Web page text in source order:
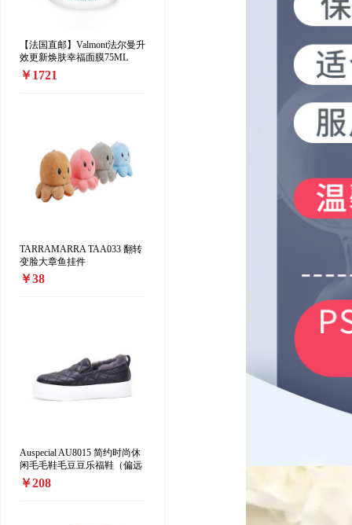
【法国直邮】Valmont法尔曼升
效更新焕肤幸福面膜75ML
￥1721
TARRAMARRA TAA033 翻转
变脸大章鱼挂件
￥38
Auspecial AU8015 简约时尚休
闲毛毛鞋毛豆豆乐福鞋（偏远
地区加收10元/双）
￥208